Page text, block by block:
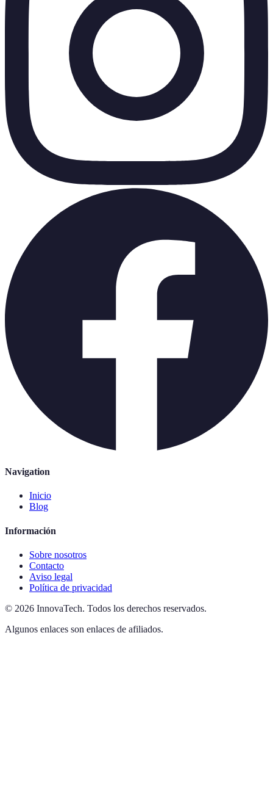
Navigation
Inicio
Blog
Información
Sobre nosotros
Contacto
Aviso legal
Política de privacidad
© 2026 InnovaTech. Todos los derechos reservados.
Algunos enlaces son enlaces de afiliados.